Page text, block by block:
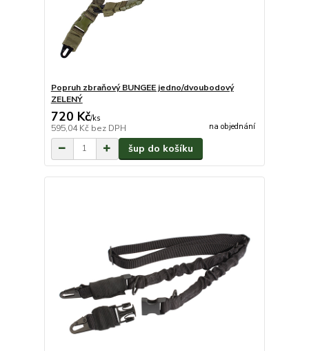
Popruh zbraňový BUNGEE jedno/dvoubodový
ZELENÝ
720 Kč/ks
595,04 Kč bez DPH na objednání
šup do košíku